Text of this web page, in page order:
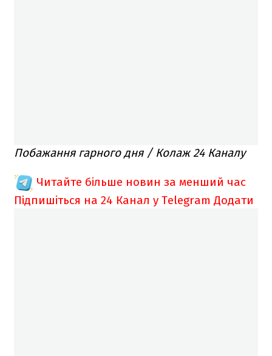
Побажання гарного дня / Колаж 24 Каналу
Читайте більше новин за менший час
Підпишіться на 24 Канал у Telegram Додати